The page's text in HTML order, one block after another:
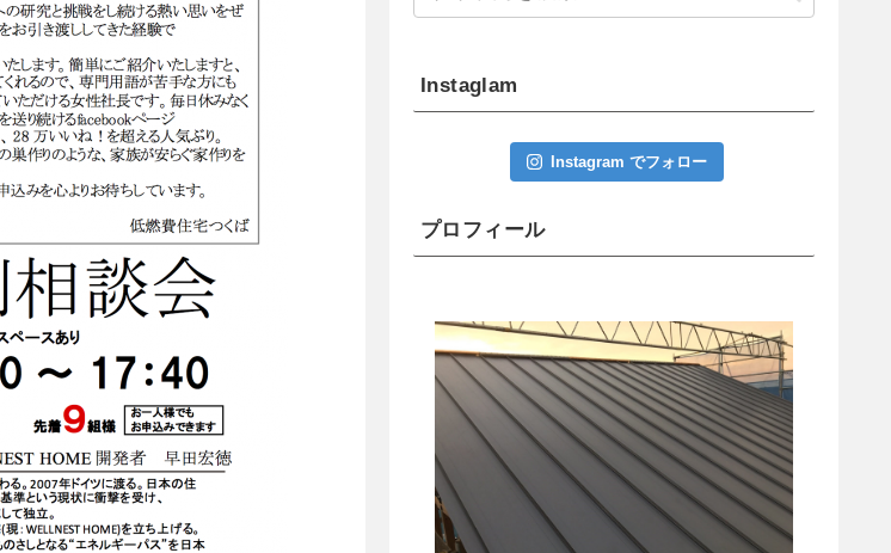
Instaglam
Instagram でフォロー
プロフィール